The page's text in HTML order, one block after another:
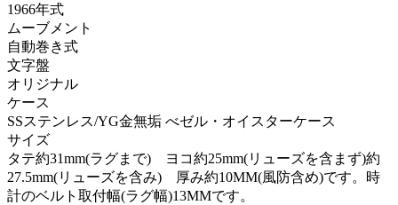
1966年式
ムーブメント
自動巻き式
文字盤
オリジナル
ケース
SSステンレス/YG金無垢 べゼル・オイスターケース
サイズ
タテ約31mm(ラグまで) ヨコ約25mm(リューズを含まず)約
27.5mm(リューズを含み) 厚み約10MM(風防含め)です。時
計のベルト取付幅(ラグ幅)13MMです。